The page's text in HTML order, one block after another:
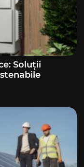
Soluții